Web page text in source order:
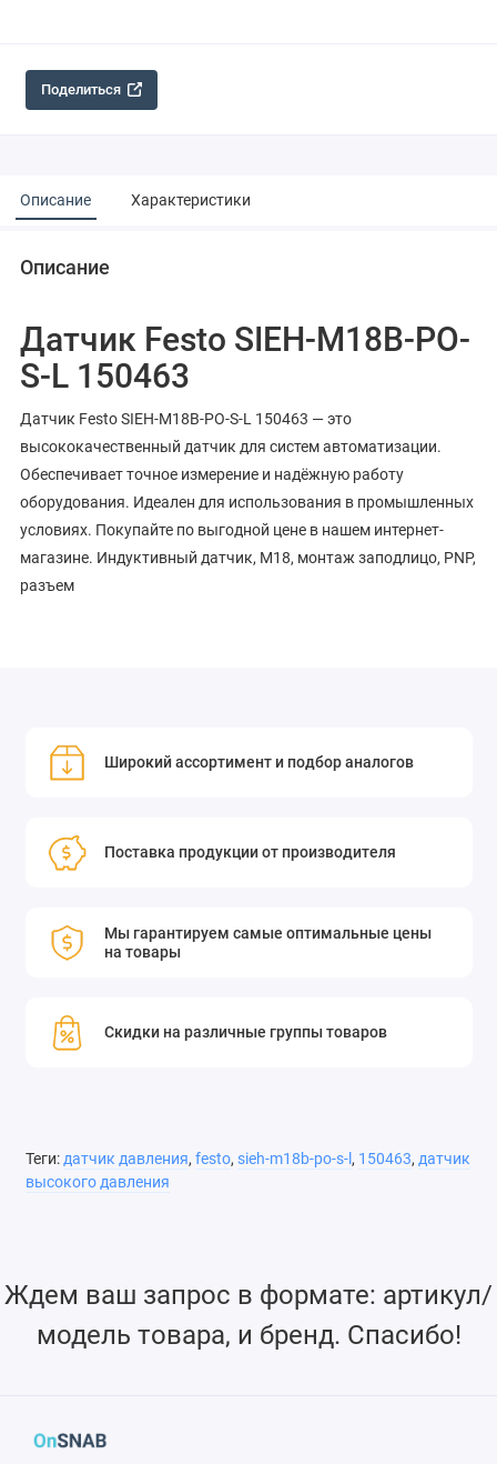
Поделиться
Описание Характеристики
Описание
Датчик Festo SIEH-M18B-PO-
S-L 150463
Датчик Festo SIEH-M18B-PO-S-L 150463 — это
высококачественный датчик для систем автоматизации.
Обеспечивает точное измерение и надёжную работу
оборудования. Идеален для использования в промышленных
условиях. Покупайте по выгодной цене в нашем интернет-
магазине. Индуктивный датчик, M18, монтаж заподлицо, PNP,
разъем
Широкий ассортимент и подбор аналогов
Поставка продукции от производителя
Мы гарантируем самые оптимальные цены
на товары
Скидки на различные группы товаров
Теги:датчик давления, festo, sieh-m18b-po-s-l, 150463, датчик
высокого давления
Ждем ваш запрос в формате: артикул/
модель товара, и бренд. Спасибо!